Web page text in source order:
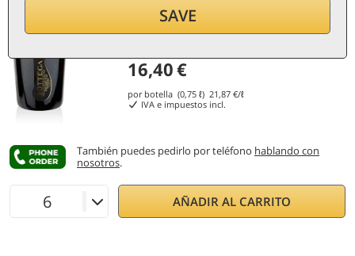
SAVE
16,40€
por botella (0,75 ℓ)21,87 €/ℓ
IVA e impuestos incl.
También puedes pedirlo por teléfono hablando con
nosotros.
AÑADIR AL CARRITO